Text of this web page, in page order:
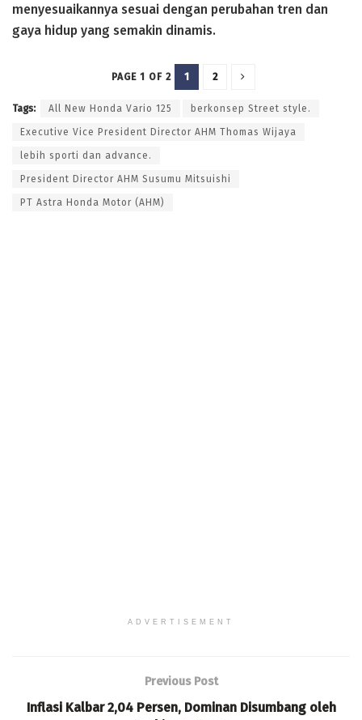
menyesuaikannya sesuai dengan perubahan tren dan
gaya hidup yang semakin dinamis.
PAGE 1 OF 2 1 2
Tags: All New Honda Vario 125 berkonsep Street style.
Executive Vice President Director AHM Thomas Wijaya
lebih sporti dan advance.
President Director AHM Susumu Mitsuishi
PT Astra Honda Motor (AHM)
ADVERTISEMENT
Previous Post
Inflasi Kalbar 2,04 Persen, Dominan Disumbang oleh